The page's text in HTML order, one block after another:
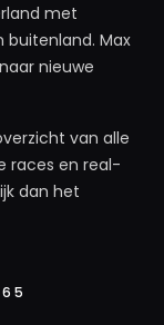
met
buitenland. Max
nieuwe
van alle
races en real-
dan het